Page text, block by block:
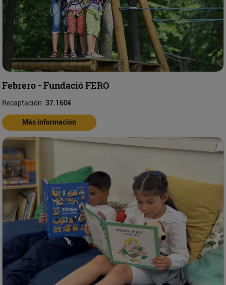
Febrero - Fundació FERO
Recaptación: 37.160€
Más información